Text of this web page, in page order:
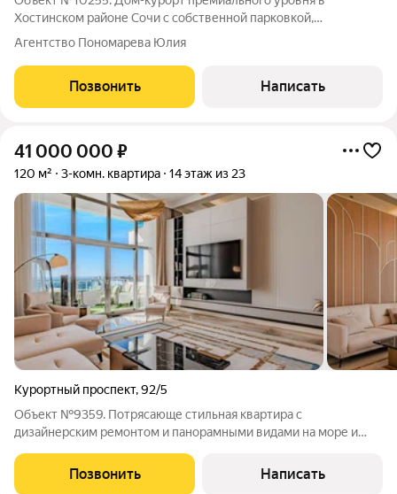
Хостинском районе Сочи с собственной парковкой,
территорией и пляжем. Тщательно продуманные
планировочные решения, собственный бассейн и даже
приватный парк. «Сан-Сити» авторский проект, один из самых
Агентство Пономарева Юлия
Позвонить Написать
41 000 000 ₽
120 м² 3-комн. квартира 14 этаж из 23
Курортный проспект,92/5
Объект №9359. Потрясающе стильная квартира с
дизайнерским ремонтом и панорамными видами на море и
спальные две ванные две видовые террасы, с каждого окна
открываются виды на море и город. О
Позвонить Написать